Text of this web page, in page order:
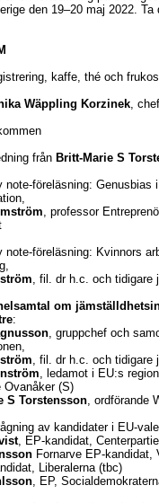
den 19–20 maj 2022.
kaffe, thé och
Wäppling Korzinek,
från Britt-Marie S
note-föreläsning:
, professor
note-föreläsning: Kvinnors
, fil. dr h.c. och tidigare
om
:
, gruppchef och
, fil. dr h.c. och tidigare
, ledamot i EU:s
Ovanåker (S)
S Torstensson, ordförande
av kandidater i EU-
, EP-kandidat,
Fornarve EP-
Liberalerna (tbc)
, EP,